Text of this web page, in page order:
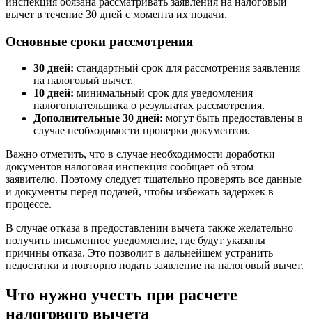
вычет в течение 30 дней с момента их подачи.
Основные сроки рассмотрения
30 дней: стандартный срок для рассмотрения заявления
на налоговый вычет.
10 дней: минимальный срок для уведомления
налогоплательщика о результатах рассмотрения.
Дополнительные 30 дней: могут быть предоставлены в
случае необходимости проверки документов.
Важно отметить, что в случае необходимости доработки
документов налоговая инспекция сообщает об этом
заявителю. Поэтому следует тщательно проверять все данные
и документы перед подачей, чтобы избежать задержек в
процессе.
В случае отказа в предоставлении вычета также желательно
получить письменное уведомление, где будут указаны
причины отказа. Это позволит в дальнейшем устранить
недостатки и повторно подать заявление на налоговый вычет.
Что нужно учесть при расчете
налогового вычета